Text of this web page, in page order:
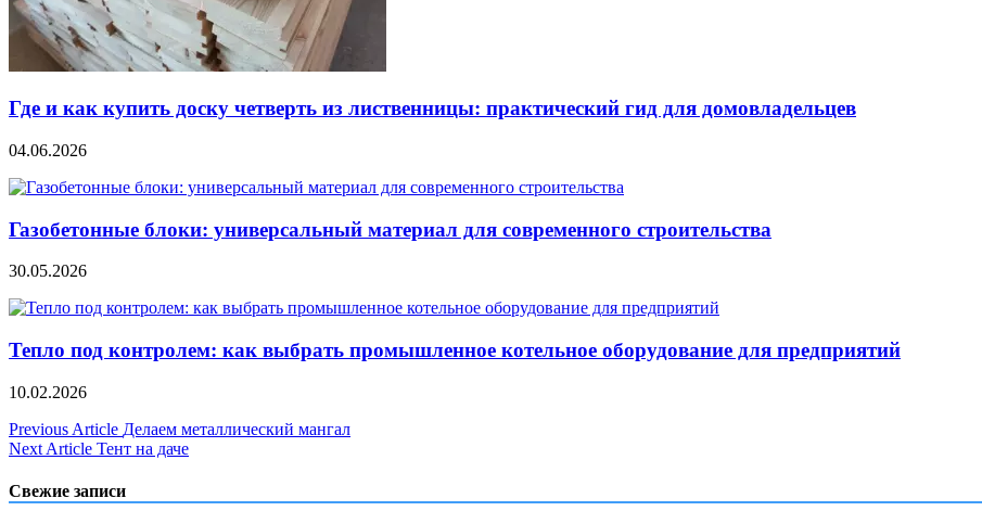
Где и как купить доску четверть из лиственницы: практический гид для домовладельцев
04.06.2026
Газобетонные блоки: универсальный материал для современного строительства
30.05.2026
Тепло под контролем: как выбрать промышленное котельное оборудование для предприятий
10.02.2026
Навигация
по
записям
Previous Article Делаем металлический мангал
Next Article Тент на даче
Свежие записи